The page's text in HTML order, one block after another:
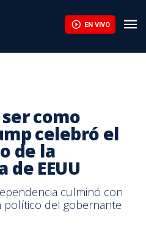
EN VIVO
como
celebró el
de la
EEUU
culminó con
político del gobernante